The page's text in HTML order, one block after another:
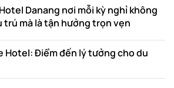
Danang nơi mỗi kỳ nghỉ không
trú mà là tận hưởng trọn vẹn
Hotel: Điểm đến lý tưởng cho du